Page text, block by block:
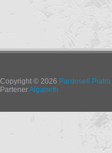
Copyright © 2026 Pardoseli Piatra
PartenerAlgabeth